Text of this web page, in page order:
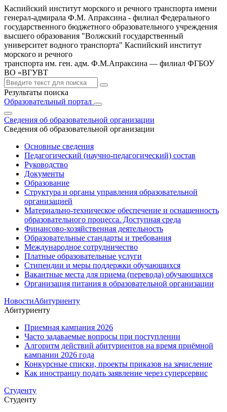
Каспийский институт морского и речного транспорта имени
генерал-адмирала Ф.М. Апраксина - филиал Федерального
государственного бюджетного образовательного учреждения
высшего образования "Волжский государственный
университет водного транспорта" Каспийский институт
морского и речного
транспорта им. ген. адм. Ф.М.Апраксина — филиал ФГБОУ
ВО «ВГУВТ
Результаты поиска
Образовательный портал
Сведения об образовательной организации
Сведения об образовательной организации
Основные сведения
Педагогический (научно-педагогический) состав
Руководство
Документы
Образование
Структура и органы управления образовательной
организацией
Материально-техническое обеспечение и оснащенность
образовательного процесса. Доступная среда
Финансово-хозяйственная деятельность
Образовательные стандарты и требования
Международное сотрудничество
Платные образовательные услуги
Стипендии и меры поддержки обучающихся
Вакантные места для приема (перевода) обучающихся
Организация питания в образовательной организации
НовостиАбитуриенту
Абитуриенту
Приемная кампания 2026
Часто задаваемые вопросы при поступлении
Алгоритм действий абитуриентов на время приёмной
кампании 2026 года
Конкурсные списки, проекты приказов на зачисление
Как иностранцу подать заявление через суперсервис
Студенту
Студенту